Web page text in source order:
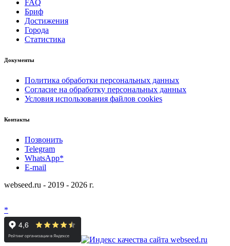
FAQ
Бриф
Достижения
Города
Статистика
Документы
Политика обработки персональных данных
Согласие на обработку персональных данных
Условия использования файлов cookies
Контакты
Позвонить
Telegram
WhatsApp*
E-mail
webseed.ru - 2019 - 2026 г.
*